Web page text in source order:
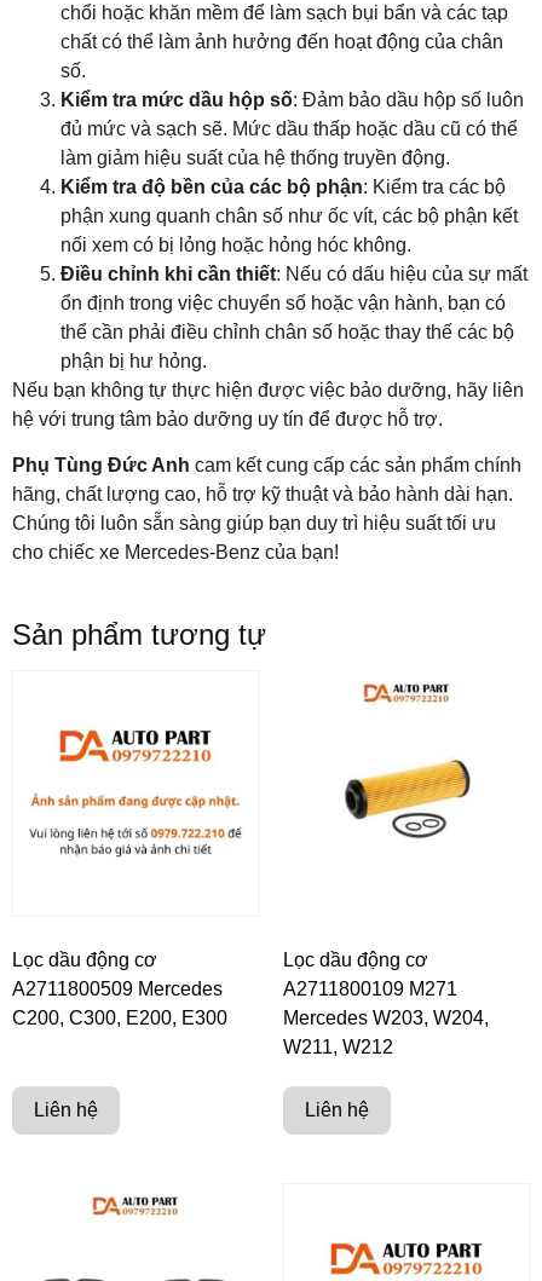
chổi hoặc khăn mềm để làm sạch bụi bẩn và các tạp
chất có thể làm ảnh hưởng đến hoạt động của chân
số.
Kiểm tra mức dầu hộp số: Đảm bảo dầu hộp số luôn
đủ mức và sạch sẽ. Mức dầu thấp hoặc dầu cũ có thể
làm giảm hiệu suất của hệ thống truyền động.
Kiểm tra độ bền của các bộ phận: Kiểm tra các bộ
phận xung quanh chân số như ốc vít, các bộ phận kết
nối xem có bị lỏng hoặc hỏng hóc không.
Điều chỉnh khi cần thiết: Nếu có dấu hiệu của sự mất
ổn định trong việc chuyển số hoặc vận hành, bạn có
thể cần phải điều chỉnh chân số hoặc thay thế các bộ
phận bị hư hỏng.
Nếu bạn không tự thực hiện được việc bảo dưỡng, hãy liên
hệ với trung tâm bảo dưỡng uy tín để được hỗ trợ.
Phụ Tùng Đức Anh cam kết cung cấp các sản phẩm chính
hãng, chất lượng cao, hỗ trợ kỹ thuật và bảo hành dài hạn.
Chúng tôi luôn sẵn sàng giúp bạn duy trì hiệu suất tối ưu
cho chiếc xe Mercedes-Benz của bạn!
Sản phẩm tương tự
Lọc dầu động cơ
A2711800509 Mercedes
C200, C300, E200, E300
Liên hệ
Lọc dầu động cơ
A2711800109 M271
Mercedes W203, W204,
W211, W212
Liên hệ